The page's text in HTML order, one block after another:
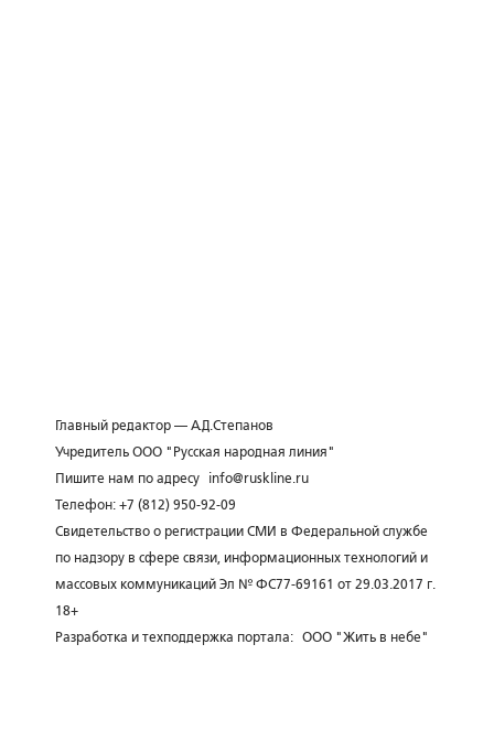
Главный редактор — А.Д.Степанов
Учредитель ООО "Русская народная линия"
Пишите нам по адресу
info@ruskline.ru
Телефон: +7 (812) 950-92-09
Свидетельство о регистрации СМИ в Федеральной службе
по надзору в сфере связи, информационных технологий и
массовых коммуникаций Эл № ФС77-69161 от 29.03.2017 г.
18+
Разработка и техподдержка портала: ООО "Жить в небе"